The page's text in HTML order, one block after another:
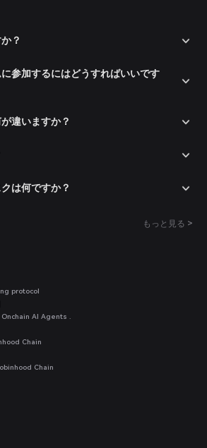
？
参加するにはどうすればいいです
違いますか？
は何ですか？
もっと見る >
protocol
AI Agents .
Chain
Chain